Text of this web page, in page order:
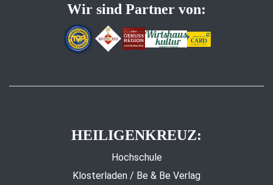
Wir sind Partner von:
HEILIGENKREUZ:
Hochschule
Klosterladen / Be & Be Verlag